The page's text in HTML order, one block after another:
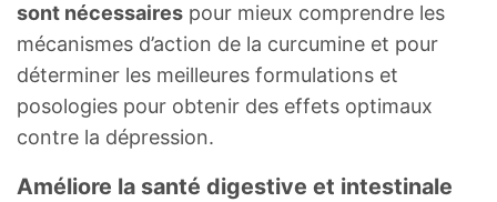
sont nécessaires pour mieux comprendre les
mécanismes d’action de la curcumine et pour
déterminer les meilleures formulations et
posologies pour obtenir des effets optimaux
contre la dépression.
Améliore la santé digestive et intestinale